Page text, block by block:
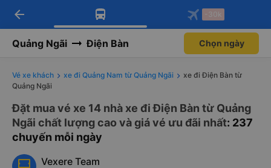
Tải app Vexere ngay!
Nhận ưu đãi thành viên độc
Mở app
Tải app Vexere
-30k/ghế khi đặt vé máy bay qua
Mở app
arrow_back -30k
Quảng Ngãi Điện Bàn Chọn ngày
Vé xe khách xe đi Quảng Nam từ Quảng Ngãi
xe đi Điện Bàn từ
Quảng Ngãi
Đặt mua vé xe 14 nhà xe đi Điện Bàn từ Quảng
Ngãi chất lượng cao và giá vé ưu đãi nhất: 237
chuyến mỗi ngày
Vexere Team